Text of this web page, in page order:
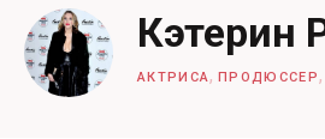
Кэтерин
АКТРИСА,ПРОДЮССЕР ,